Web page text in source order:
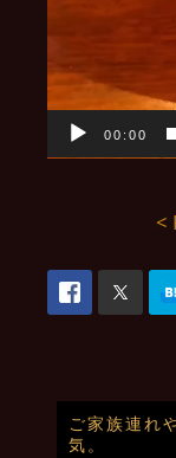
00:00
<
ご家族連れ
気。